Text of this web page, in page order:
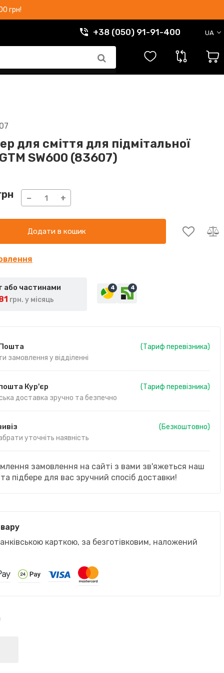
грн!
+38 (050) 91-91-400 UA
для сміття для підмітальної
SW600 (83607)
− +
Додати в кошик
або частинами
грн. у місяць
4 4
замовлення у відділенні
(Тариф перевізника)
Кур'єр
доставка зручно та безпечно
(Тариф перевізника)
уточніть наявність
(Безкоштовно)
замовлення на сайті з вами зв'яжеться наш
підбере для вас зручний спосіб доставки!
карткою, за безготівковим, наложений